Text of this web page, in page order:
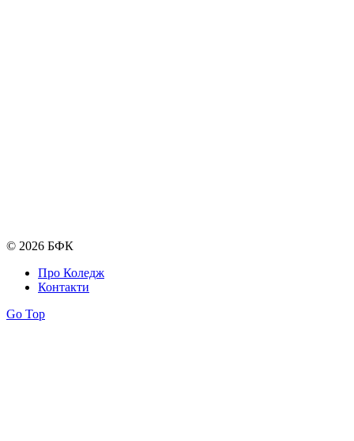
© 2026 БФК
Про Коледж
Контакти
Go Top